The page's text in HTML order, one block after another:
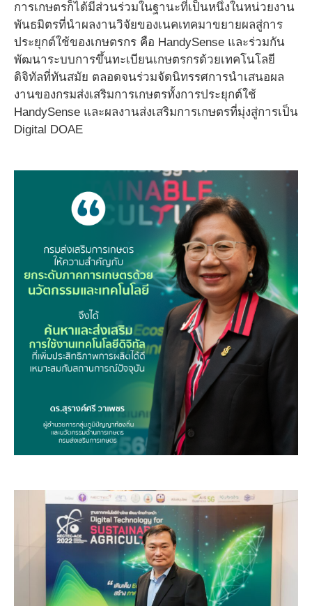
การเกษตรก็ได้มีส่วนร่วมในฐานะที่เป็นหนึ่งในหน่วยงาน
พันธมิตรที่นำผลงานวิจัยของเนคเทคมาขยายผลสู่การ
ประยุกต์ใช้ของเกษตรกร คือ HandySense และร่วมกัน
พัฒนาระบบการขึ้นทะเบียนเกษตรกรด้วยเทคโนโลยี
ดิจิทัลที่ทันสมัย ตลอดจนร่วมจัดนิทรรศการนำเสนอผล
งานของกรมส่งเสริมการเกษตรทั้งการประยุกต์ใช้
HandySense และผลงานส่งเสริมการเกษตรที่มุ่งสู่การเป็น
Digital DOAE